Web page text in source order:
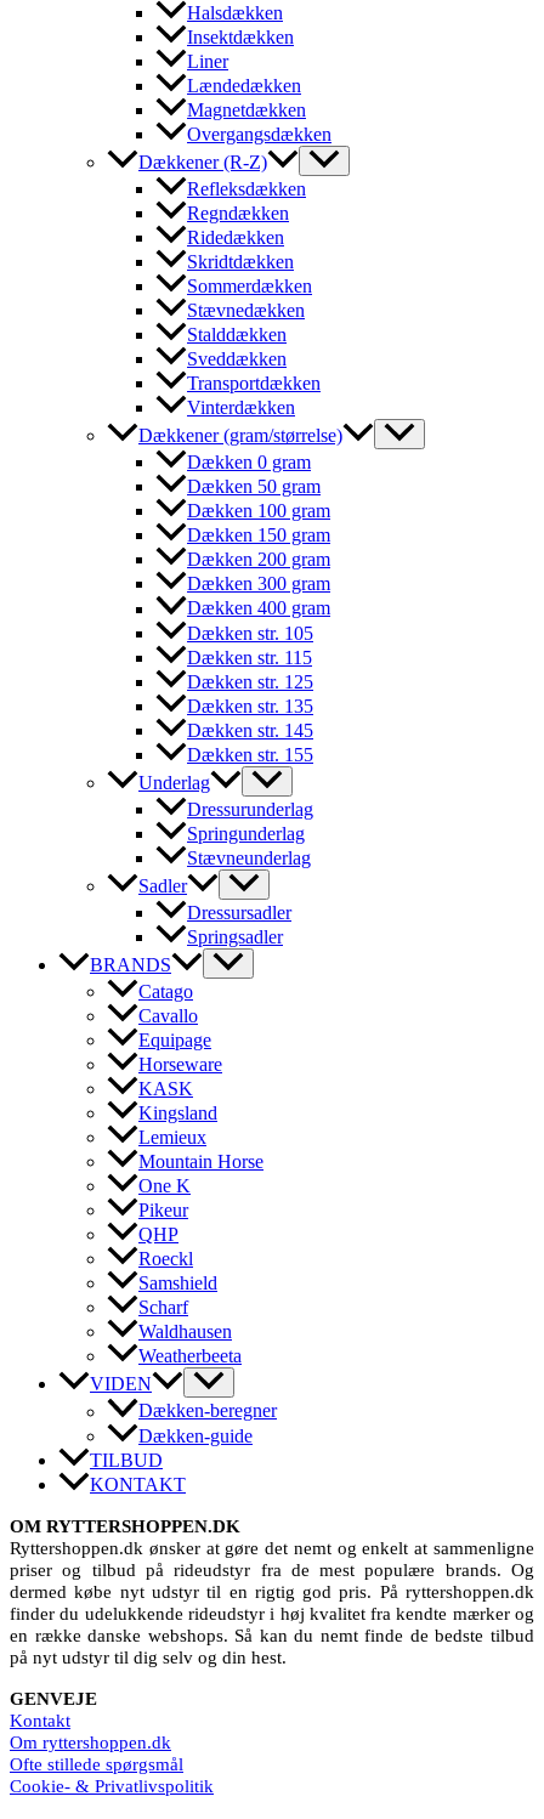
Halsdækken
Insektdækken
Liner
Lændedækken
Magnetdækken
Overgangsdækken
Dækkener (R-Z)
Refleksdækken
Regndækken
Ridedækken
Skridtdækken
Sommerdækken
Stævnedækken
Stalddækken
Sveddækken
Transportdækken
Vinterdækken
Dækkener (gram/størrelse)
Dækken 0 gram
Dækken 50 gram
Dækken 100 gram
Dækken 150 gram
Dækken 200 gram
Dækken 300 gram
Dækken 400 gram
Dækken str. 105
Dækken str. 115
Dækken str. 125
Dækken str. 135
Dækken str. 145
Dækken str. 155
Underlag
Dressurunderlag
Springunderlag
Stævneunderlag
Sadler
Dressursadler
Springsadler
BRANDS
Catago
Cavallo
Equipage
Horseware
KASK
Kingsland
Lemieux
Mountain Horse
One K
Pikeur
QHP
Roeckl
Samshield
Scharf
Waldhausen
Weatherbeeta
VIDEN
Dækken-beregner
Dækken-guide
TILBUD
KONTAKT
OM RYTTERSHOPPEN.DK
Ryttershoppen.dk ønsker at gøre det nemt og enkelt at sammenligne
priser og tilbud på rideudstyr fra de mest populære brands. Og
dermed købe nyt udstyr til en rigtig god pris. På ryttershoppen.dk
finder du udelukkende rideudstyr i høj kvalitet fra kendte mærker og
en række danske webshops. Så kan du nemt finde de bedste tilbud
på nyt udstyr til dig selv og din hest.
GENVEJE
Kontakt
Om ryttershoppen.dk
Ofte stillede spørgsmål
Cookie- & Privatlivspolitik